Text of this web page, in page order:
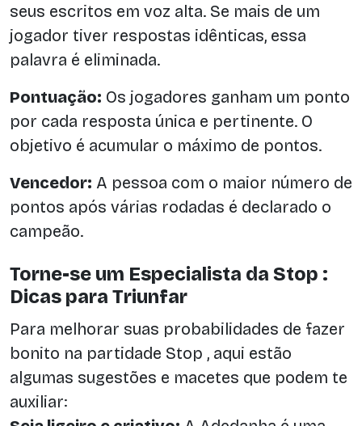
seus escritos em voz alta. Se mais de um
jogador tiver respostas idênticas, essa
palavra é eliminada.
Pontuação: Os jogadores ganham um ponto
por cada resposta única e pertinente. O
objetivo é acumular o máximo de pontos.
Vencedor: A pessoa com o maior número de
pontos após várias rodadas é declarado o
campeão.
Torne-se um Especialista da Stop :
Dicas para Triunfar
Para melhorar suas probabilidades de fazer
bonito na partidade Stop , aqui estão
algumas sugestões e macetes que podem te
auxiliar: